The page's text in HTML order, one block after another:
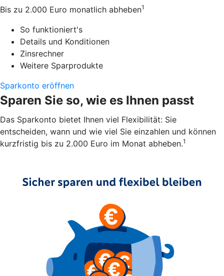
Bis zu 2.000 Euro monatlich abheben1
So funktioniert's
Details und Konditionen
Zinsrechner
Weitere Sparprodukte
Sparkonto eröffnen
Sparen Sie so, wie es Ihnen passt
Das Sparkonto bietet Ihnen viel Flexibilität: Sie
entscheiden, wann und wie viel Sie einzahlen und können
kurzfristig bis zu 2.000 Euro im Monat abheben.1